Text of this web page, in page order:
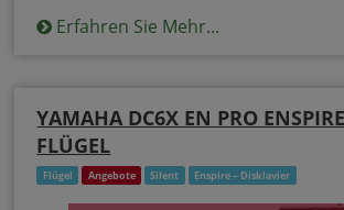
Erfahren Sie Mehr...
YAMAHA DC6X EN PRO
FLÜGEL
Flügel Angebote Silent Enspire – Disklavier